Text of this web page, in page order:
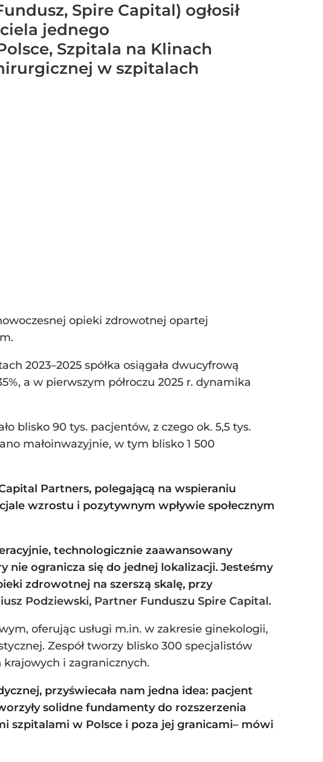
Spire Capital) ogłosił
jednego
Szpitala na Klinach
w szpitalach
opieki zdrowotnej opartej
2023–2025 spółka osiągała dwucyfrową
a w pierwszym półroczu 2025 r. dynamika
blisko 90 tys. pacjentów, z czego ok. 5,5 tys.
małoinwazyjnie, w tym blisko 1 500
Partners, polegającą na wspieraniu
wzrostu i pozytywnym wpływie społecznym
technologicznie zaawansowany
ogranicza się do jednej lokalizacji. Jesteśmy
zdrowotnej na szerszą skalę, przy
Podziewski, Partner Funduszu Spire Capital.
oferując usługi m.in. w zakresie ginekologii,
Zespół tworzy blisko 300 specjalistów
i zagranicznych.
przyświecała nam jedna idea: pacjent
solidne fundamenty do rozszerzenia
szpitalami w Polsce i poza jej granicami– mówi